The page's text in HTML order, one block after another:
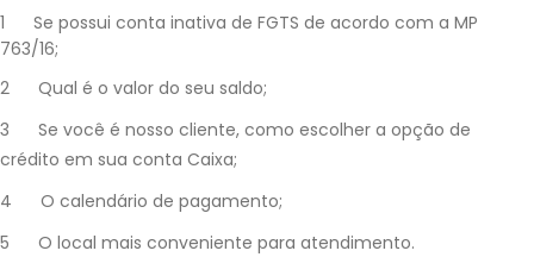
​1 Se possui conta inativa de FGTS de acordo com a MP
763/16;
2 Qual é o valor do seu saldo;
3 Se você é nosso cliente, como escolher a opção de
crédito em sua conta Caixa;
4 O calendário de pagamento;
5 O local mais conveniente para atendimento.